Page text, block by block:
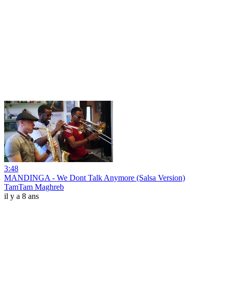
3:48
MANDINGA - We Dont Talk Anymore (Salsa Version)
TamTam Maghreb
il y a 8 ans